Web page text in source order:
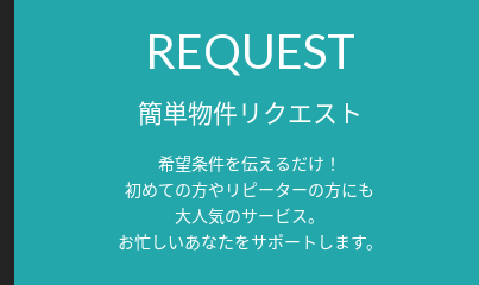
REQUEST
簡単物件リクエスト
希望条件を伝えるだけ！
初めての方やリピーターの方にも
大人気のサービス。
お忙しいあなたをサポートします。